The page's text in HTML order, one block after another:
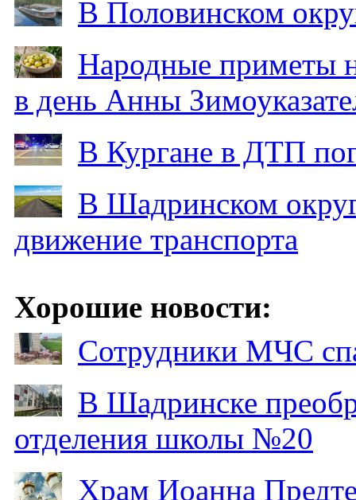
В Половинском
Народные приметы
в день Анны
В Кургане в ДТП
В Шадринском
движение транспорта
Хорошие новости:
Сотрудники МЧС
В Шадринске
отделения школы №20
Храм Иоанна